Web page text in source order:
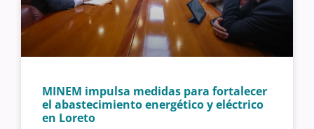
MINEM impulsa medidas para fortalecer
el abastecimiento energético y eléctrico
en Loreto